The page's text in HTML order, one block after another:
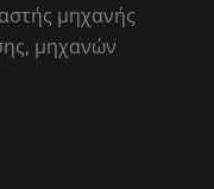
μηχανής
μηχανών